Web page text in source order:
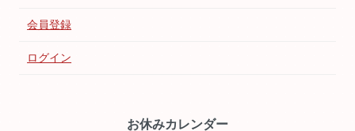
会員登録
ログイン
お休みカレンダー